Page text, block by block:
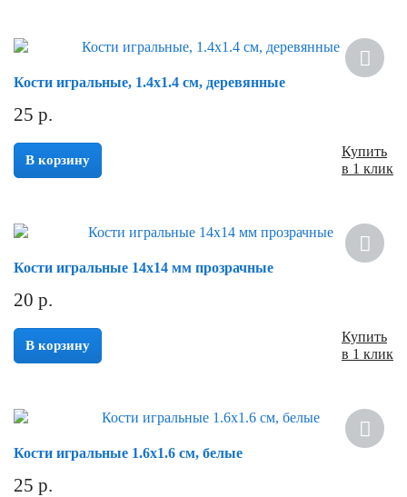
Кости игральные, 1.4х1.4 см, деревянные
25 р.
В корзину
Купить
в 1 клик
Кости игральные 14х14 мм прозрачные
20 р.
В корзину
Купить
в 1 клик
Кости игральные 1.6х1.6 см, белые
25 р.